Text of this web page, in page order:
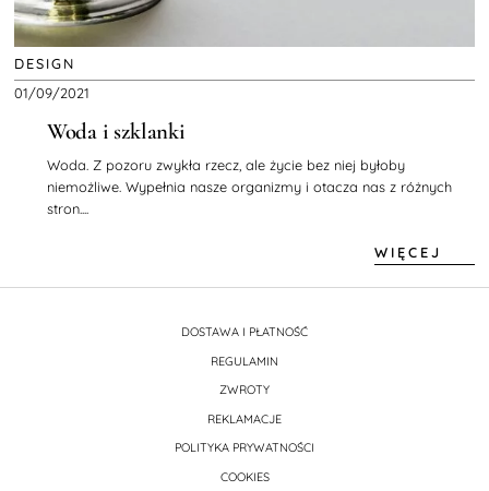
DESIGN
01/09/2021
Woda i szklanki
Woda. Z pozoru zwykła rzecz, ale życie bez niej byłoby
niemożliwe. Wypełnia nasze organizmy i otacza nas z różnych
stron....
WIĘCEJ
DOSTAWA I PŁATNOŚĆ
REGULAMIN
ZWROTY
REKLAMACJE
POLITYKA PRYWATNOŚCI
COOKIES